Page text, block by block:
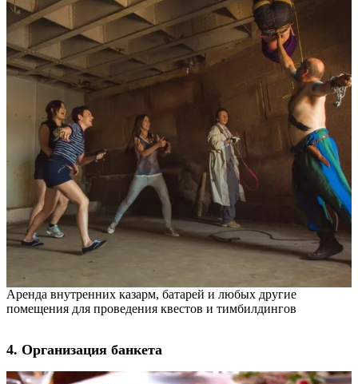
Аренда внутренних казарм, батарей и любых другие
помещения для проведения квестов и тимбилдингов
4. Организация банкета